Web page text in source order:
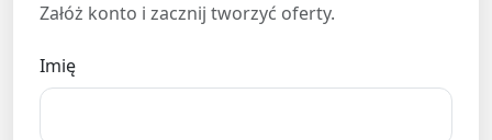
Załóż konto i zacznij tworzyć oferty.
Imię